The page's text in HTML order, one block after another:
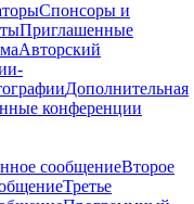
Спонсоры и
Приглашенные
Авторский
Дополнительная
конференции
сообщениеВторое
Третье